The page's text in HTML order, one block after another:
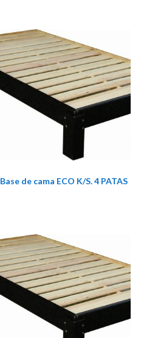
Base de cama ECO K/S. 4 PATAS